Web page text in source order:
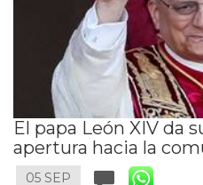
El papa León XIV da
apertura hacia la
05 SEP